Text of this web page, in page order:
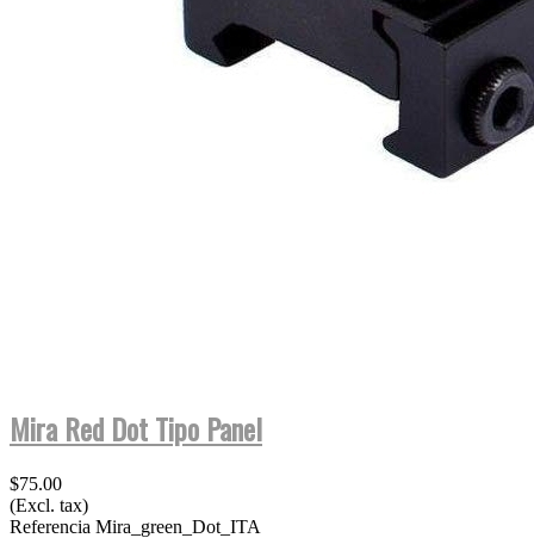
Mira Red Dot Tipo Panel
$75.00
(Excl. tax)
Referencia Mira_green_Dot_ITA